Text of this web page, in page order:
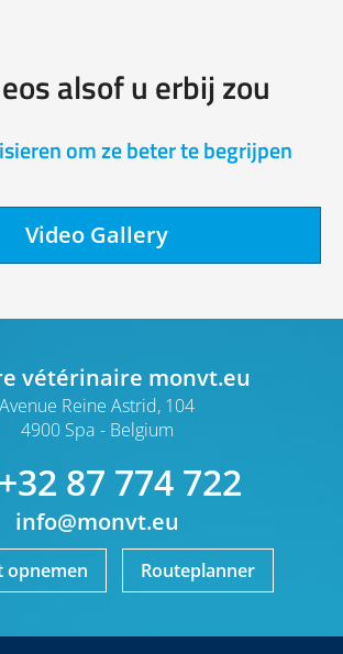
alsof u erbij zou
om ze beter te begrijpen
Video Gallery
vétérinaire monvt.eu
Avenue Reine Astrid, 104
4900 Spa
Belgium
+32 87 774 722
info@monvt.eu
opnemen Routeplanner